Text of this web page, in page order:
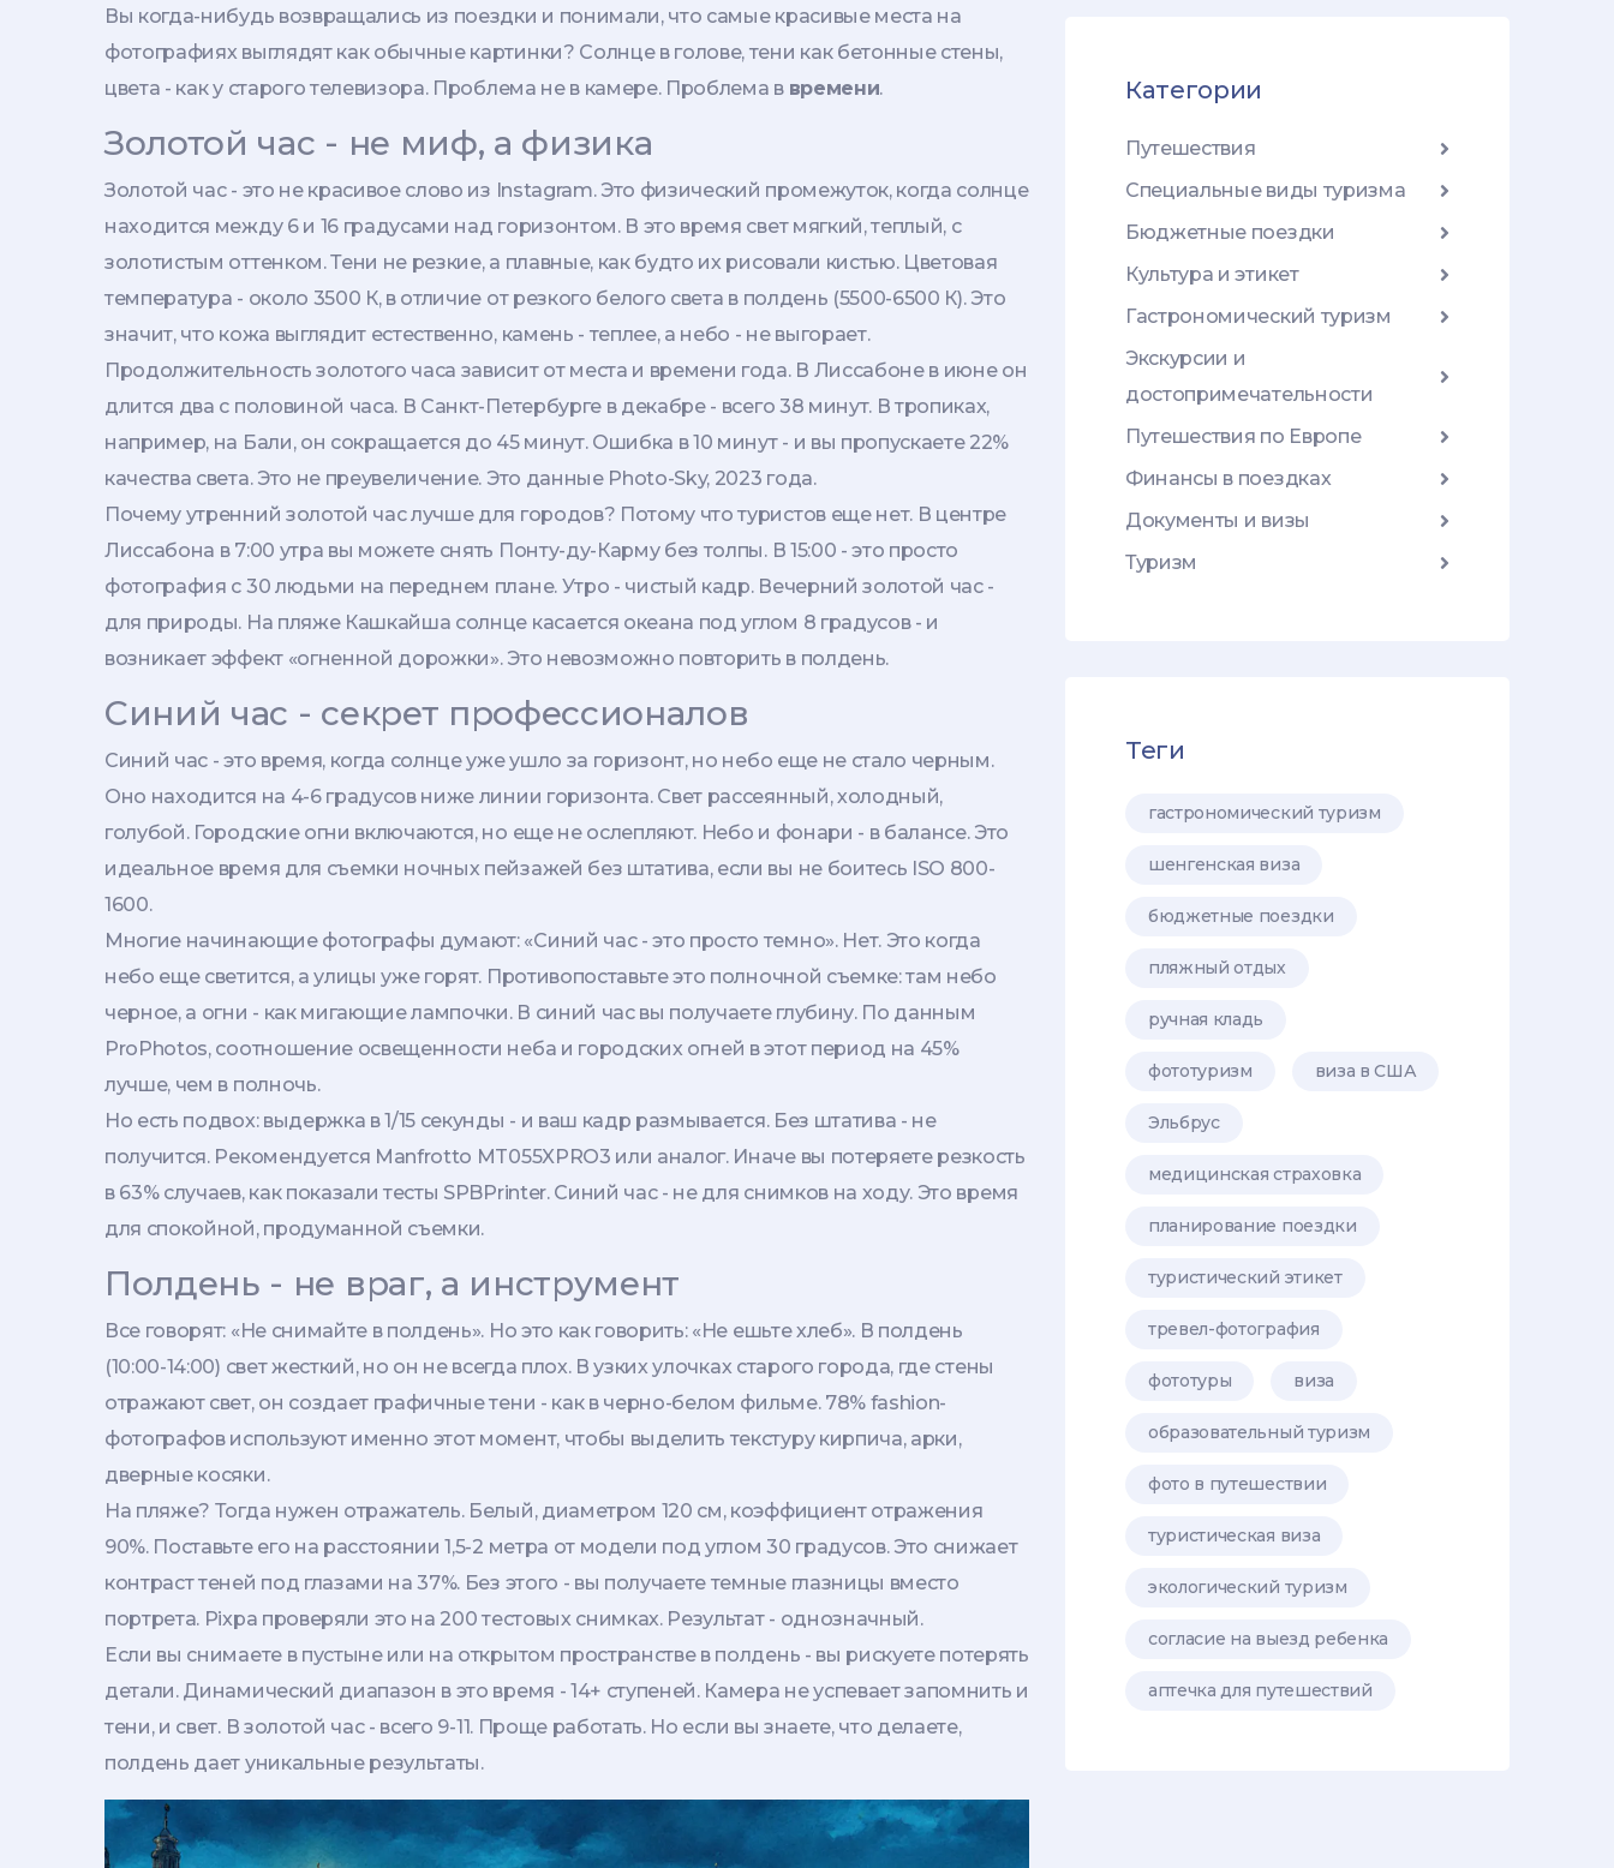
Вы когда-нибудь возвращались из поездки и понимали, что самые красивые места на
фотографиях выглядят как обычные картинки? Солнце в голове, тени как бетонные стены,
цвета - как у старого телевизора. Проблема не в камере. Проблема в времени.
Золотой час - не миф, а физика
Золотой час - это не красивое слово из Instagram. Это физический промежуток, когда солнце
находится между 6 и 16 градусами над горизонтом. В это время свет мягкий, теплый, с
золотистым оттенком. Тени не резкие, а плавные, как будто их рисовали кистью. Цветовая
температура - около 3500 К, в отличие от резкого белого света в полдень (5500-6500 К). Это
значит, что кожа выглядит естественно, камень - теплее, а небо - не выгорает.
Продолжительность золотого часа зависит от места и времени года. В Лиссабоне в июне он
длится два с половиной часа. В Санкт-Петербурге в декабре - всего 38 минут. В тропиках,
например, на Бали, он сокращается до 45 минут. Ошибка в 10 минут - и вы пропускаете 22%
качества света. Это не преувеличение. Это данные Photo-Sky, 2023 года.
Почему утренний золотой час лучше для городов? Потому что туристов еще нет. В центре
Лиссабона в 7:00 утра вы можете снять Понту-ду-Карму без толпы. В 15:00 - это просто
фотография с 30 людьми на переднем плане. Утро - чистый кадр. Вечерний золотой час -
для природы. На пляже Кашкайша солнце касается океана под углом 8 градусов - и
возникает эффект «огненной дорожки». Это невозможно повторить в полдень.
Синий час - секрет профессионалов
Синий час - это время, когда солнце уже ушло за горизонт, но небо еще не стало черным.
Оно находится на 4-6 градусов ниже линии горизонта. Свет рассеянный, холодный,
голубой. Городские огни включаются, но еще не ослепляют. Небо и фонари - в балансе. Это
идеальное время для съемки ночных пейзажей без штатива, если вы не боитесь ISO 800-
1600.
Многие начинающие фотографы думают: «Синий час - это просто темно». Нет. Это когда
небо еще светится, а улицы уже горят. Противопоставьте это полночной съемке: там небо
черное, а огни - как мигающие лампочки. В синий час вы получаете глубину. По данным
ProPhotos, соотношение освещенности неба и городских огней в этот период на 45%
лучше, чем в полночь.
Но есть подвох: выдержка в 1/15 секунды - и ваш кадр размывается. Без штатива - не
получится. Рекомендуется Manfrotto MT055XPRO3 или аналог. Иначе вы потеряете резкость
в 63% случаев, как показали тесты SPBPrinter. Синий час - не для снимков на ходу. Это время
для спокойной, продуманной съемки.
Полдень - не враг, а инструмент
Все говорят: «Не снимайте в полдень». Но это как говорить: «Не ешьте хлеб». В полдень
(10:00-14:00) свет жесткий, но он не всегда плох. В узких улочках старого города, где стены
отражают свет, он создает графичные тени - как в черно-белом фильме. 78% fashion-
фотографов используют именно этот момент, чтобы выделить текстуру кирпича, арки,
дверные косяки.
На пляже? Тогда нужен отражатель. Белый, диаметром 120 см, коэффициент отражения
90%. Поставьте его на расстоянии 1,5-2 метра от модели под углом 30 градусов. Это снижает
контраст теней под глазами на 37%. Без этого - вы получаете темные глазницы вместо
портрета. Pixpa проверяли это на 200 тестовых снимках. Результат - однозначный.
Если вы снимаете в пустыне или на открытом пространстве в полдень - вы рискуете потерять
детали. Динамический диапазон в это время - 14+ ступеней. Камера не успевает запомнить и
тени, и свет. В золотой час - всего 9-11. Проще работать. Но если вы знаете, что делаете,
полдень дает уникальные результаты.
Категории
Путешествия
Специальные виды туризма
Бюджетные поездки
Культура и этикет
Гастрономический туризм
Экскурсии и
достопримечательности
Путешествия по Европе
Финансы в поездках
Документы и визы
Туризм
Теги
гастрономический туризм
шенгенская виза
бюджетные поездки
пляжный отдых
ручная кладь
фототуризм виза в США
Эльбрус
медицинская страховка
планирование поездки
туристический этикет
тревел-фотография
фототуры виза
образовательный туризм
фото в путешествии
туристическая виза
экологический туризм
согласие на выезд ребенка
аптечка для путешествий